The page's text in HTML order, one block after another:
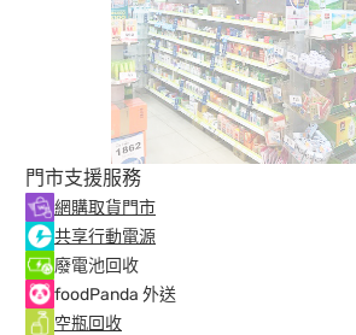
門市支援服務
網購取貨門市
共享行動電源
廢電池回收
foodPanda 外送
空瓶回收